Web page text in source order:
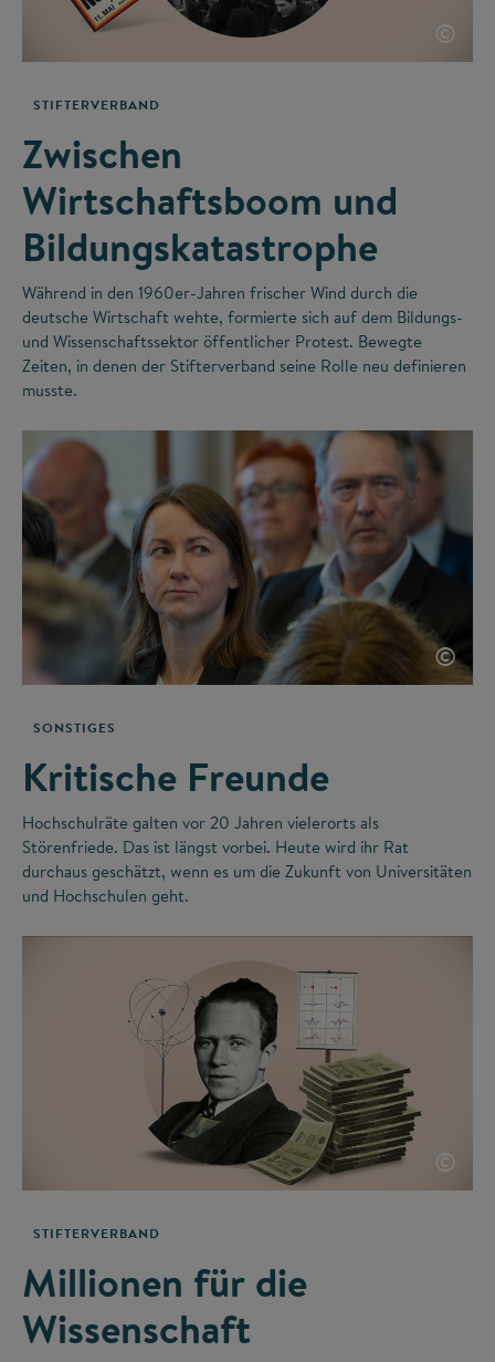
©
STIFTERVERBAND
Zwischen
Wirtschaftsboom und
Bildungskatastrophe
Während in den 1960er-Jahren frischer Wind durch die
deutsche Wirtschaft wehte, formierte sich auf dem Bildungs-
und Wissenschaftssektor öffentlicher Protest. Bewegte
Zeiten, in denen der Stifterverband seine Rolle neu definieren
musste.
©
SONSTIGES
Kritische Freunde
Hochschulräte galten vor 20 Jahren vielerorts als
Störenfriede. Das ist längst vorbei. Heute wird ihr Rat
durchaus geschätzt, wenn es um die Zukunft von Universitäten
und Hochschulen geht.
©
STIFTERVERBAND
Millionen für die
Wissenschaft